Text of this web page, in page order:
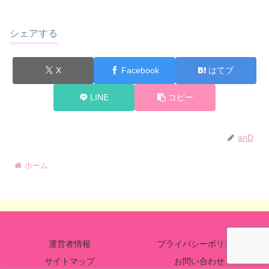
シェアする
X Facebook はてブ
LINE コピー
anD
ホーム
運営者情報
プライバシーポリシー
サイトマップ
お問い合わせ